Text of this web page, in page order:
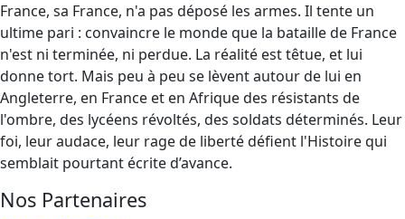
France, sa France, n'a pas déposé les armes. Il tente un
ultime pari : convaincre le monde que la bataille de France
n'est ni terminée, ni perdue. La réalité est têtue, et lui
donne tort. Mais peu à peu se lèvent autour de lui en
Angleterre, en France et en Afrique des résistants de
l'ombre, des lycéens révoltés, des soldats déterminés. Leur
foi, leur audace, leur rage de liberté défient l'Histoire qui
semblait pourtant écrite d’avance.
Nos Partenaires